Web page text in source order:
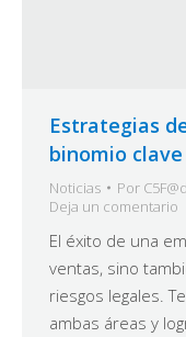
Estrategias
binomio
Noticias Por
Deja un comentario
El éxito de una
ventas, sino
riesgos legales.
ambas áreas y